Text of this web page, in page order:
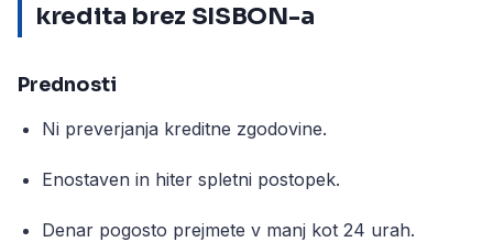
kredita brez SISBON-a
Prednosti
Ni preverjanja kreditne zgodovine.
Enostaven in hiter spletni postopek.
Denar pogosto prejmete v manj kot 24 urah.